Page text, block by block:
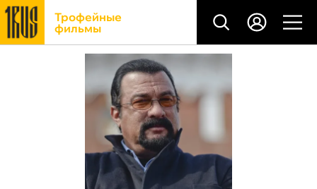
Трофейные
фильмы